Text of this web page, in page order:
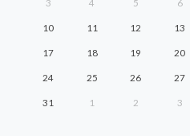
3 4 5 6
10 11 12 13
17 18 19 20
24 25 26 27
31 1 2 3